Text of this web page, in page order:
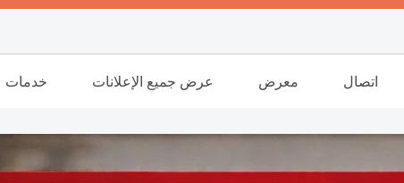
خدمات عرض جميع الإعلانات معرض اتصال